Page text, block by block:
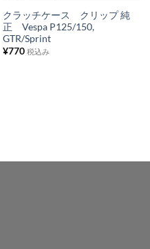
クラッチケース クリップ 純
正 Vespa P125/150,
GTR/Sprint
¥770 税込み